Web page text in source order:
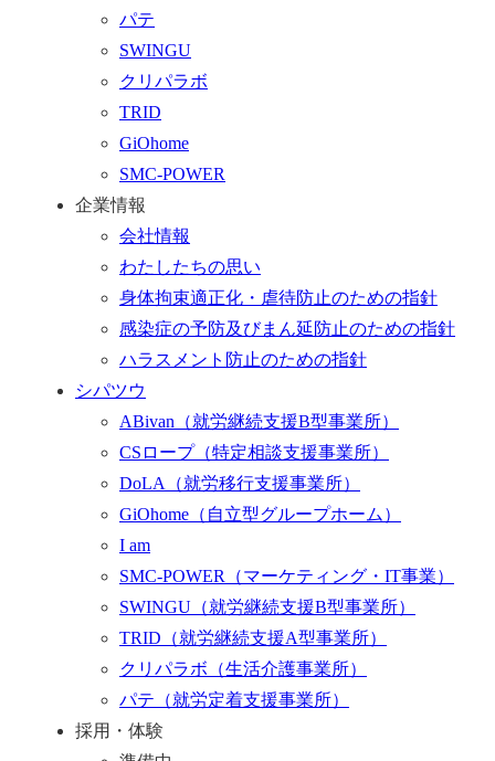
パテ
SWINGU
クリパラボ
TRID
GiOhome
SMC-POWER
企業情報
会社情報
わたしたちの思い
身体拘束適正化・虐待防止のための指針
感染症の予防及びまん延防止のための指針
ハラスメント防止のための指針
シパツウ
ABivan （就労継続支援B型事業所）
CSロープ （特定相談支援事業所）
DoLA （就労移行支援事業所）
GiOhome （自立型グループホーム）
I am
SMC-POWER （マーケティング・IT事業）
SWINGU （就労継続支援B型事業所）
TRID （就労継続支援A型事業所）
クリパラボ （生活介護事業所）
パテ （就労定着支援事業所）
採用・体験